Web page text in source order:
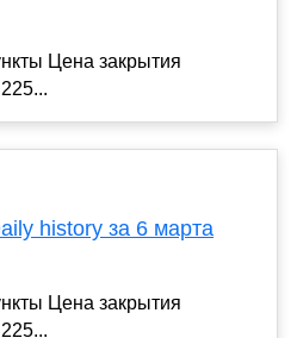
Цена закрытия
history за 6 марта
Цена закрытия